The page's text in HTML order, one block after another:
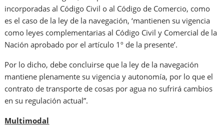
incorporadas al Código Civil o al Código de Comercio, como
es el caso de la ley de la navegación, ‘mantienen su vigencia
como leyes complementarias al Código Civil y Comercial de la
Nación aprobado por el artículo 1º de la presente’.
Por lo dicho, debe concluirse que la ley de la navegación
mantiene plenamente su vigencia y autonomía, por lo que el
contrato de transporte de cosas por agua no sufrirá cambios
en su regulación actual”.
Multimodal